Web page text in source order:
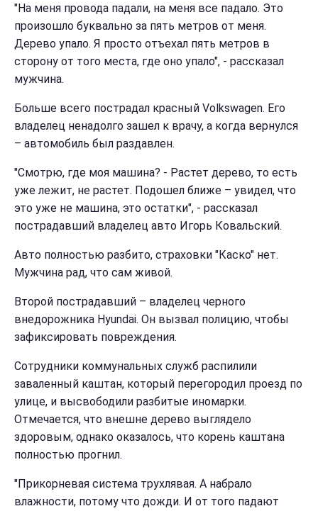
"На меня провода падали, на меня все падало. Это
произошло буквально за пять метров от меня.
Дерево упало. Я просто отъехал пять метров в
сторону от того места, где оно упало", - рассказал
мужчина.
Больше всего пострадал красный Volkswagen. Его
владелец ненадолго зашел к врачу, а когда вернулся
– автомобиль был раздавлен.
"Смотрю, где моя машина? - Растет дерево, то есть
уже лежит, не растет. Подошел ближе – увидел, что
это уже не машина, это остатки", - рассказал
пострадавший владелец авто Игорь Ковальский.
Авто полностью разбито, страховки "Каско" нет.
Мужчина рад, что сам живой.
Второй пострадавший – владелец черного
внедорожника Hyundai. Он вызвал полицию, чтобы
зафиксировать повреждения.
Сотрудники коммунальных служб распилили
заваленный каштан, который перегородил проезд по
улице, и высвободили разбитые иномарки.
Отмечается, что внешне дерево выглядело
здоровым, однако оказалось, что корень каштана
полностью прогнил.
"Прикорневая система трухлявая. А набрало
влажности, потому что дожди. И от того падают